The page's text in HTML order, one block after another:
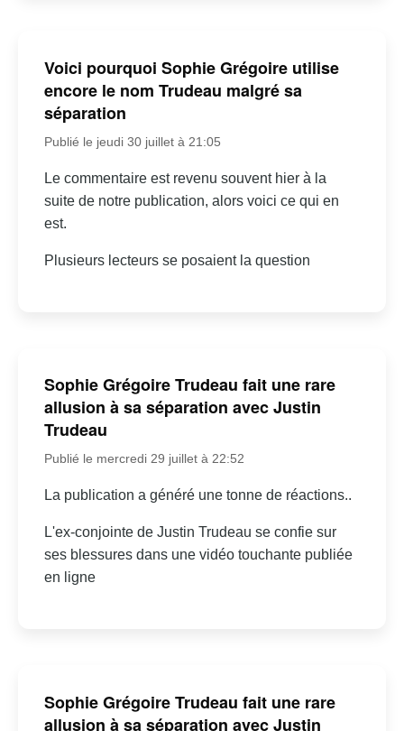
Voici pourquoi Sophie Grégoire utilise
encore le nom Trudeau malgré sa
séparation
Publié le jeudi 30 juillet à 21:05
Le commentaire est revenu souvent hier à la
suite de notre publication, alors voici ce qui en
est.
Plusieurs lecteurs se posaient la question
Sophie Grégoire Trudeau fait une rare
allusion à sa séparation avec Justin
Trudeau
Publié le mercredi 29 juillet à 22:52
La publication a généré une tonne de réactions..
L'ex-conjointe de Justin Trudeau se confie sur
ses blessures dans une vidéo touchante publiée
en ligne
Sophie Grégoire Trudeau fait une rare
allusion à sa séparation avec Justin